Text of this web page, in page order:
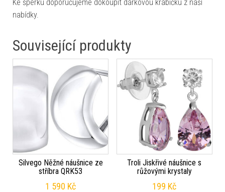
Ke šperku doporučujeme dokoupit dárkovou krabičku z naší
nabídky.
Související produkty
Silvego Něžné náušnice ze
stříbra QRK53
1 590 Kč
Troli Jiskřivé náušnice s
růžovými krystaly
199 Kč